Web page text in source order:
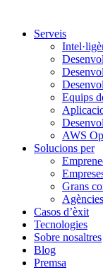
Serveis
Equips
AWS
Solucions per
Grans
Casos d’èxit
Tecnologies
Sobre nosaltres
Blog
Premsa